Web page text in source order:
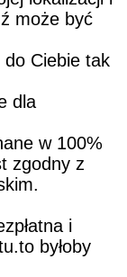
może być
Ciebie tak
dla
w 100%
zgodny z
i
byłoby